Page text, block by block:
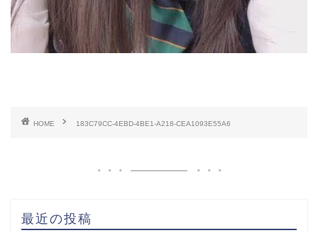
HOME 183C79CC-4EBD-4BE1-A218-CEA1093E55A6
最近の投稿